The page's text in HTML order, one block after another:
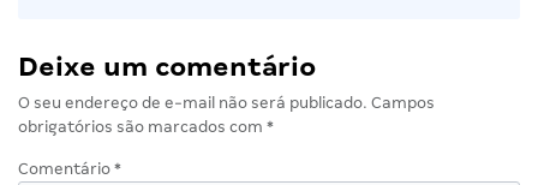
Deixe um comentário
O seu endereço de e-mail não será publicado. Campos
obrigatórios são marcados com *
Comentário *